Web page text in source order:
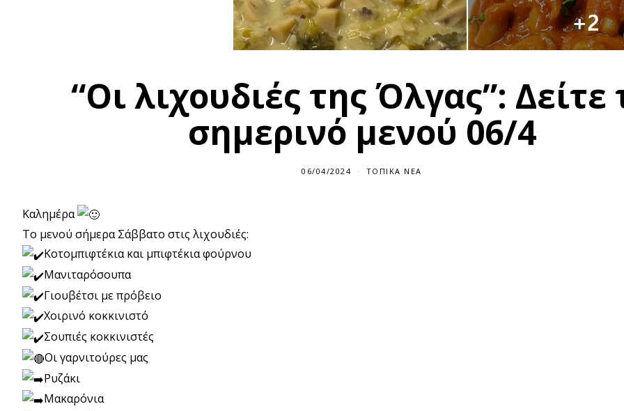
“Οι λιχουδιές της Όλγας”: Δείτε
σημερινό μενού 06/4
06/04/2024 ΤΟΠΙΚΆ ΝΈΑ
Καλημέρα
Το μενού σήμερα Σάββατο στις λιχουδιές:
Κοτομπιφτέκια και μπιφτέκια φούρνου
Μανιταρόσουπα
Γιουβέτσι με πρόβειο
Χοιρινό κοκκινιστό
Σουπιές κοκκινιστές
Οι γαρνιτούρες μας
Ρυζάκι
Μακαρόνια